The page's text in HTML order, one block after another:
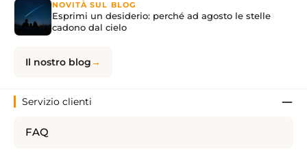
NOVITÀ SUL BLOG
Esprimi un desiderio: perché ad agosto le stelle
cadono dal cielo
Il nostro blog
Servizio clienti
FAQ